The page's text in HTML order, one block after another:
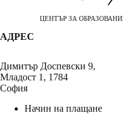
ЦЕНТЪР ЗА
АДРЕС
Димитър Доспевски 9,
Младост 1, 1784
София
Начин на плащане